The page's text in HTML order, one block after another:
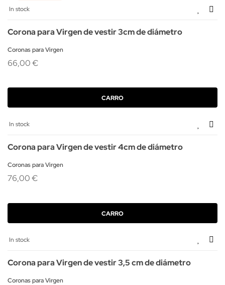
In stock
Corona para Virgen de vestir 3cm de diámetro
Coronas para Virgen
66,00 €
CARRO
In stock
Corona para Virgen de vestir 4cm de diámetro
Coronas para Virgen
76,00 €
CARRO
In stock
Corona para Virgen de vestir 3,5 cm de diámetro
Coronas para Virgen